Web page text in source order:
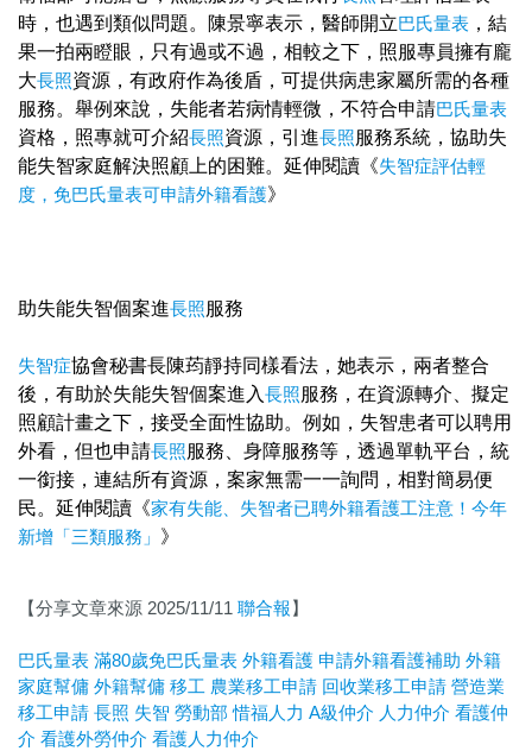
時，也遇到類似問題。陳景寧表示，醫師開立巴氏量表 ，結
果一拍兩瞪眼，只有過或不過，相較之下，照服專員擁有龐
大長照資源，有政府作為後盾，可提供病患家屬所需的各種
服務。舉例來說，失能者若病情輕微，不符合申請巴氏量表
資格，照專就可介紹長照資源，引進長照服務系統，協助失
能失智家庭解決照顧上的困難。延伸閱讀《失智症評估輕
度，免巴氏量表可申請外籍看護》
助失能失智個案進長照服務
失智症協會秘書長陳荺靜持同樣看法，她表示，兩者整合
後，有助於失能失智個案進入長照服務，在資源轉介、擬定
照顧計畫之下，接受全面性協助。例如，失智患者可以聘用
外看，但也申請長照服務、身障服務等，透過單軌平台，統
一銜接，連結所有資源，案家無需一一詢問，相對簡易便
民。延伸閱讀《家有失能、失智者已聘外籍看護工注意！今年
新增「三類服務」 》
【分享文章來源 2025/11/11 聯合報】
巴氏量表 滿80歲免巴氏量表 外籍看護 申請外籍看護補助 外籍
家庭幫傭 外籍幫傭 移工 農業移工申請 回收業移工申請 營造業
移工申請 長照 失智 勞動部 惜福人力 A級仲介 人力仲介 看護仲
介 看護外勞仲介 看護人力仲介